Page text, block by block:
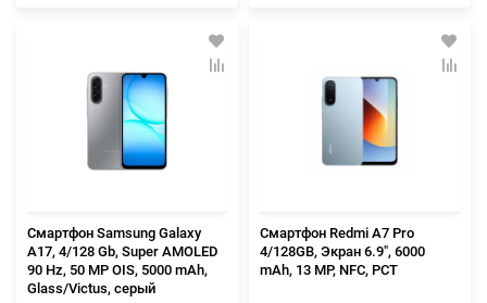
Смартфон Samsung Galaxy
A17, 4/128 Gb, Super AMOLED
90 Hz, 50 MP OIS, 5000 mAh,
Glass/Victus, серый
Смартфон Redmi A7 Pro
4/128GB, Экран 6.9", 6000
mAh, 13 MP, NFC, PCT